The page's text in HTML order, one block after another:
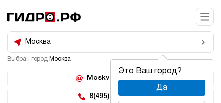
Москва
Это Ваш город?
Да
Выбран город Москва
Moskva@hidro.ru
8(495)150-04-62